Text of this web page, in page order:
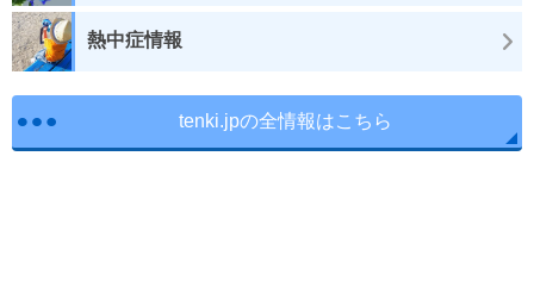
熱中症情報
tenki.jpの全情報はこちら